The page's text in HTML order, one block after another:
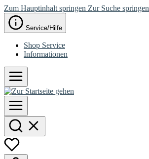
Zum Hauptinhalt springen Zur Suche springen
Service/Hilfe
Shop Service
Informationen